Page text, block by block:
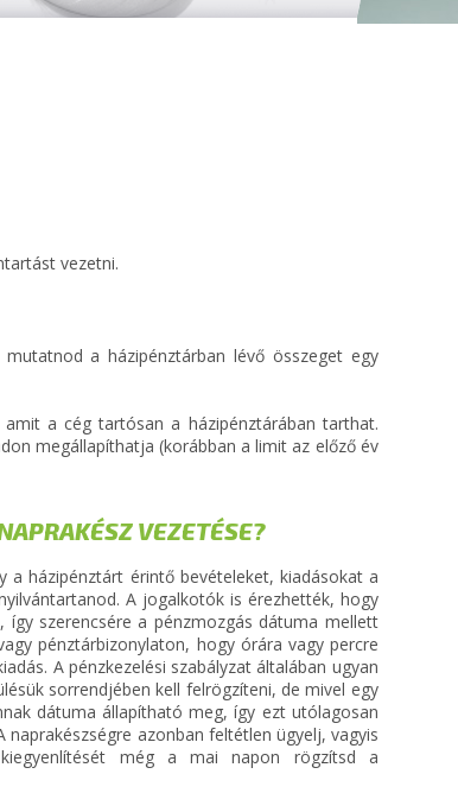
vezetni.
a házipénztárban lévő összeget egy
a cég tartósan a házipénztárában tarthat.
megállapíthatja (korábban a limit az előző év
VEZETÉSE?
a házipénztárt érintő bevételeket, kiadásokat a
A jogalkotók is érezhették, hogy
így szerencsére a pénzmozgás dátuma mellett
pénztárbizonylaton, hogy órára vagy percre
A pénzkezelési szabályzat általában ugyan
sorrendjében kell felrögzíteni, de mivel egy
dátuma állapítható meg, így ezt utólagosan
azonban feltétlen ügyelj, vagyis
még a mai napon rögzítsd a